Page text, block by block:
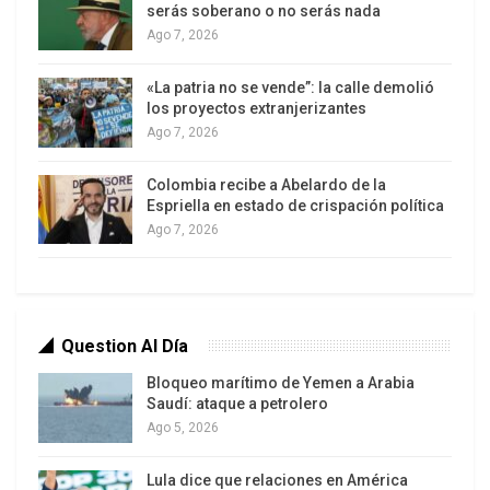
cargo de Alfredo López Casanova (Guadalajara,
Jalisco, 1968) de 2.10 metros de altura. Es un
modelado para bronce a la cera perdida. Su
elaboración llevó seis meses en un taller de la
alcaldía Iztapalapa.
Captura a la cantante en plenitud de su carrera. La
representa con los brazos extendidos, reflejando
precisión.
El monumento estará junto a los de Javier Solís,
Tomás Méndez, Manuel Esperón, José Ángel
EspinozaFerrusquilla,
José Alfredo Jiménez, su gran amigo y
serás soberano o no serás nada
Ago 7, 2026
«La patria no se vende”: la calle demolió
los proyectos extranjerizantes
Ago 7, 2026
Colombia recibe a Abelardo de la
Espriella en estado de crispación política
Ago 7, 2026
Question Al Día
Bloqueo marítimo de Yemen a Arabia
Saudí: ataque a petrolero
Ago 5, 2026
Lula dice que relaciones en América